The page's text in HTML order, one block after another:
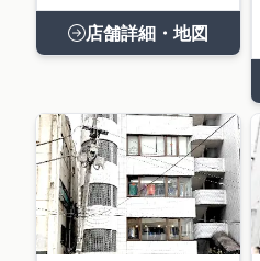
店舗詳細・地図